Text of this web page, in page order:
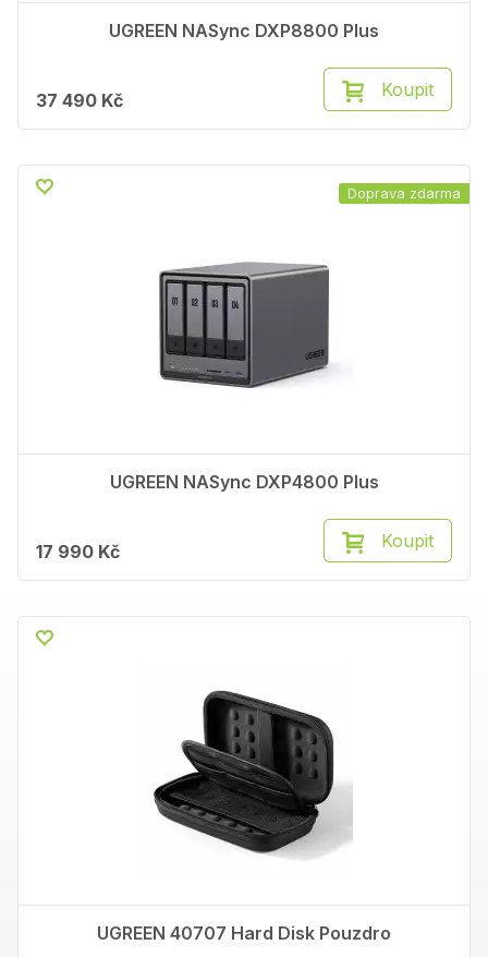
UGREEN NASync DXP8800 Plus
37 490 Kč Koupit
UGREEN NASync DXP4800 Plus
17 990 Kč Koupit
Doprava zdarma
UGREEN 40707 Hard Disk Pouzdro